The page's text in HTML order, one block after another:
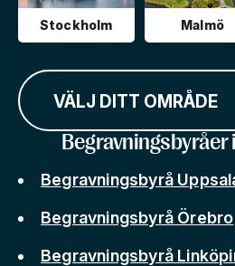
Stockholm Malmö
VÄLJ DITT OMRÅDE
Begravningsbyrå
Begravningsbyrå Örebro
Begravningsbyrå